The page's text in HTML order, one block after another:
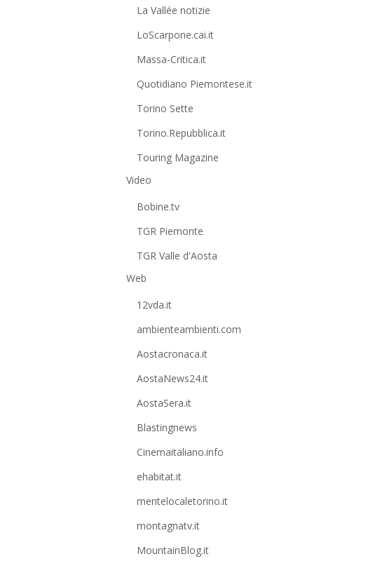
La Vallée notizie
LoScarpone.cai.it
Massa-Critica.it
Quotidiano Piemontese.it
Torino Sette
Torino.Repubblica.it
Touring Magazine
Video
Bobine.tv
TGR Piemonte
TGR Valle d'Aosta
Web
12vda.it
ambienteambienti.com
Aostacronaca.it
AostaNews24.it
AostaSera.it
Blastingnews
Cinemaitaliano.info
ehabitat.it
mentelocaletorino.it
montagnatv.it
MountainBlog.it